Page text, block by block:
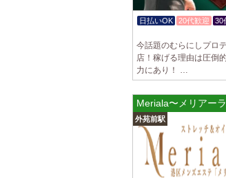
日払いOK 20代歓迎
30
今話題のむらにしプロ
店！稼げる理由は圧倒
力にあり！ …
Meriala〜メリアー
外苑前駅